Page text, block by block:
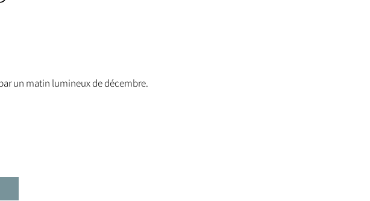
un matin lumineux de décembre.